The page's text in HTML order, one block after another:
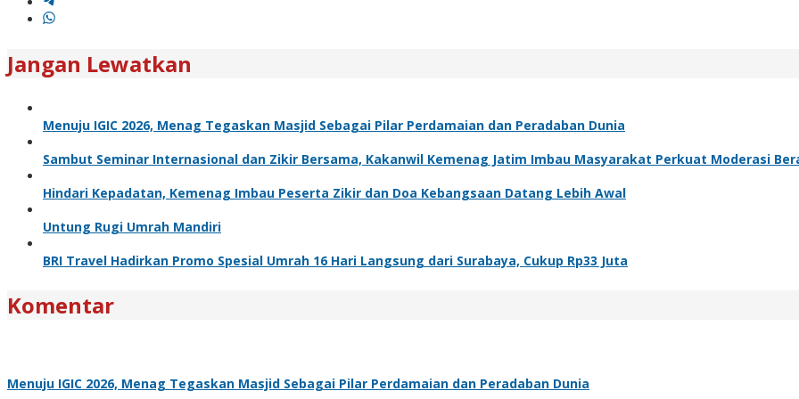
Jangan Lewatkan
Menuju IGIC 2026, Menag Tegaskan Masjid Sebagai Pilar Perdamaian dan Peradaban Dunia
Sambut Seminar Internasional dan Zikir Bersama, Kakanwil Kemenag Jatim Imbau Masyarakat Perkuat Moderasi
Hindari Kepadatan, Kemenag Imbau Peserta Zikir dan Doa Kebangsaan Datang Lebih Awal
Untung Rugi Umrah Mandiri
BRI Travel Hadirkan Promo Spesial Umrah 16 Hari Langsung dari Surabaya, Cukup Rp33 Juta
Komentar
Menuju IGIC 2026, Menag Tegaskan Masjid Sebagai Pilar Perdamaian dan Peradaban Dunia